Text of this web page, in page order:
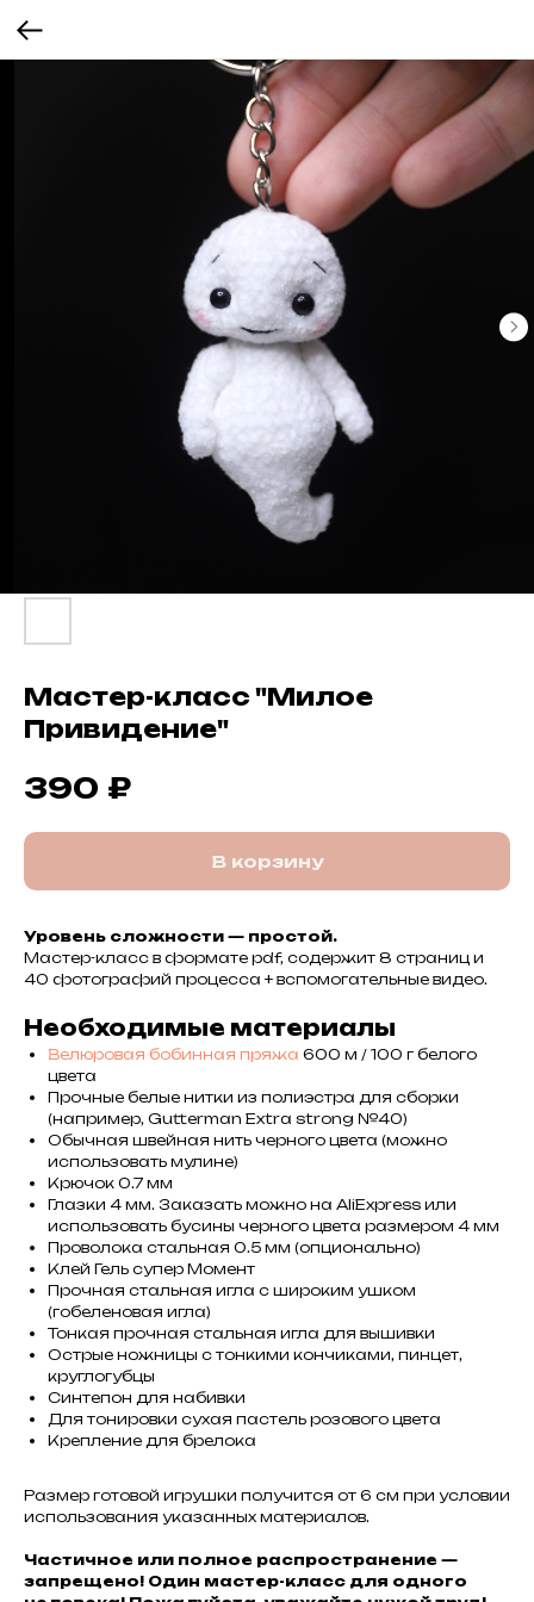
Мастер-класс "Милое
Привидение"
390 ₽
В корзину
Уровень сложности — простой.
Мастер-класс в формате pdf, содержит 8 страниц и
40 фотографий процесса + вспомогательные видео.
Необходимые материалы
Велюровая бобинная пряжа 600 м / 100 г белого
цвета
Прочные белые нитки из полиэстра для сборки
(например, Gutterman Extra strong №40)
Обычная швейная нить черного цвета (можно
использовать мулине)
Крючок 0.7 мм
Глазки 4 мм. Заказать можно на AliExpress или
использовать бусины черного цвета размером 4 мм
Проволока стальная 0.5 мм (опционально)
Клей Гель супер Момент
Прочная стальная игла с широким ушком
(гобеленовая игла)
Тонкая прочная стальная игла для вышивки
Острые ножницы с тонкими кончиками, пинцет,
круглогубцы
Синтепон для набивки
Для тонировки сухая пастель розового цвета
Крепление для брелока
Размер готовой игрушки получится от 6 см при условии
использования указанных материалов.
Частичное или полное распространение —
запрещено! Один мастер-класс для одного